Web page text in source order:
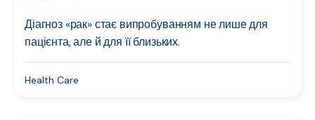
Діагноз «рак» стає випробуванням не лише для
пацієнта, але й для її близьких.
Health Care